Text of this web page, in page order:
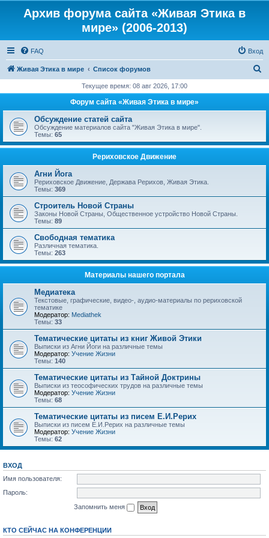
Архив форума сайта «Живая Этика в
мире» (2006-2013)
FAQ Вход
Живая Этика в мире Список форумов
с
Текущее время: 08 авг 2026, 17:00
Форум сайта «Живая Этика в мире»
Обсуждение статей сайта
Обсуждение материалов сайта "Живая Этика в мире".
Темы: 65
Рериховское Движение
Агни Йога
Рериховское Движение, Держава Рерихов, Живая Этика.
Темы: 369
Строитель Новой Страны
Законы Новой Страны, Общественное устройство Новой Страны.
Темы: 89
Свободная тематика
Различная тематика.
Темы: 263
Материалы нашего портала
Медиатека
Текстовые, графические, видео-, аудио-материалы по рериховской
тематике
Модератор: Mediathek
Темы: 33
Тематические цитаты из книг Живой Этики
Выписки из Агни Йоги на различные темы
Модератор: Учение Жизни
Темы: 140
Тематические цитаты из Тайной Доктрины
Выписки из теософических трудов на различные темы
Модератор: Учение Жизни
Темы: 68
Тематические цитаты из писем Е.И.Рерих
Выписки из писем Е.И.Рерих на различные темы
Модератор: Учение Жизни
Темы: 62
ВХОД
Имя пользователя:
Пароль:
Запомнить меня
КТО СЕЙЧАС НА КОНФЕРЕНЦИИ